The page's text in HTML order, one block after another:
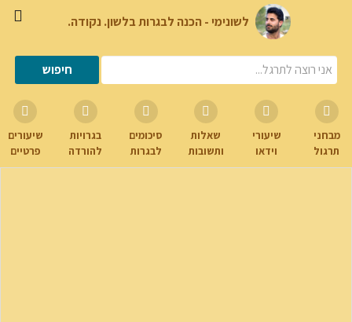
לשונימי - הכנה לבגרות בלשון. נקודה.
מבחני
תרגול
שיעורי
וידאו
שאלות
ותשובות
סיכומים
לבגרות
בגרויות
להורדה
שיעורים
פרטיים